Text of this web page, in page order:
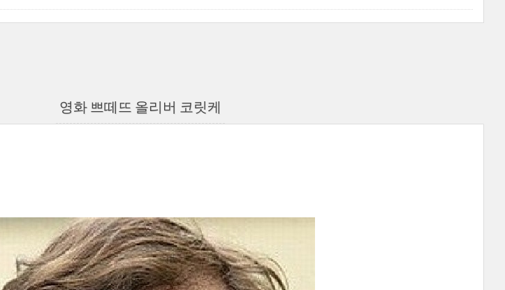
영화 쁘떼뜨 올리버 코릿케